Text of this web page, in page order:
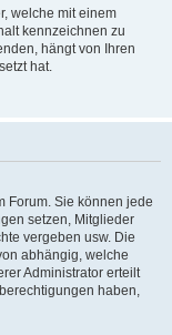
welche mit einem
kennzeichnen zu
hängt von Ihren
hat.
Forum. Sie können jede
setzen, Mitglieder
vergeben usw. Die
abhängig, welche
Administrator erteilt
haben,